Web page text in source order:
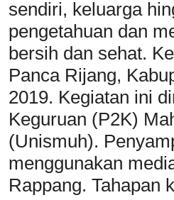
sendiri, keluarga
pengetahuan dan
bersih dan sehat.
Panca Rijang,
2019. Kegiatan ini
Keguruan (P2K)
(Unismuh).
menggunakan
Rappang. Tahapan